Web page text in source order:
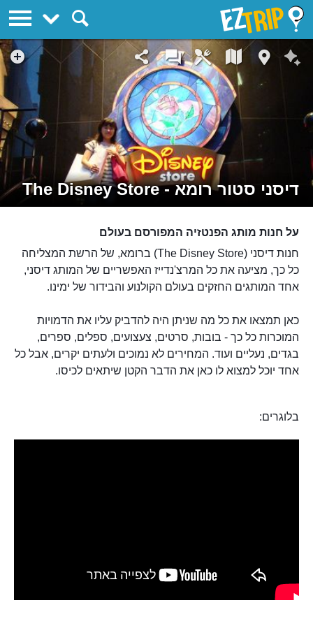
דיסני סטור רומא - The Disney Store
על חנות מותג הפנטזיה המפורסם בעולם
חנות דיסני (The Disney Store) ברומא, של הרשת המצליחה
כל כך, מציעה את כל המרצ'נדייז האפשריים של המותג דיסני,
אחד המותגים החזקים בעולם הקולנוע והבידור של ימינו.
כאן תמצאו את כל מה שניתן היה להדביק עליו את הדמויות
המוכרות כל כך - בובות, סרטים, צעצועים, ספלים, ספרים,
בגדים, נעליים ועוד. המחירים לא נמוכים ולעתים יקרים, אבל כל
אחד יוכל למצוא לו כאן את הדבר הקטן שיתאים לכיסו.
בלוגרים:
EZTrip